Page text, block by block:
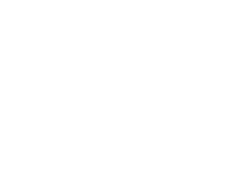
Frame ที่ช่วยเพิ่มคว